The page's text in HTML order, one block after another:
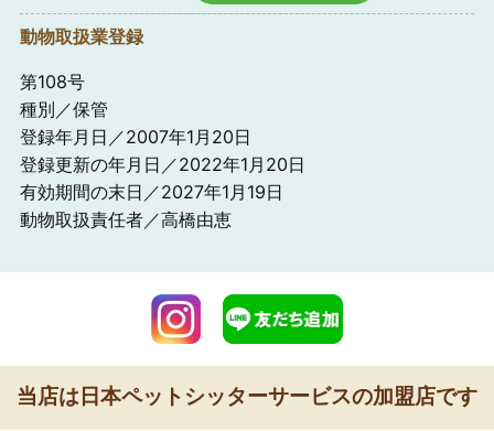
動物取扱業登録
第108号
種別／保管
登録年月日／2007年1月20日
登録更新の年月日／2022年1月20日
有効期間の末日／2027年1月19日
動物取扱責任者／高橋由恵
当店は日本ペットシッターサービスの加盟店です